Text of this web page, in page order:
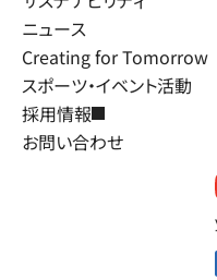
ニュース
Creating for Tomorrow
スポーツ・イベント活動
採用情報
お問い合わせ